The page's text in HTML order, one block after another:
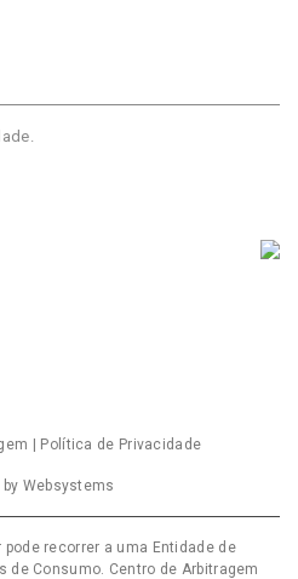
Política de Privacidade
by Websystems
recorrer a uma Entidade de
de Consumo. Centro de Arbitragem